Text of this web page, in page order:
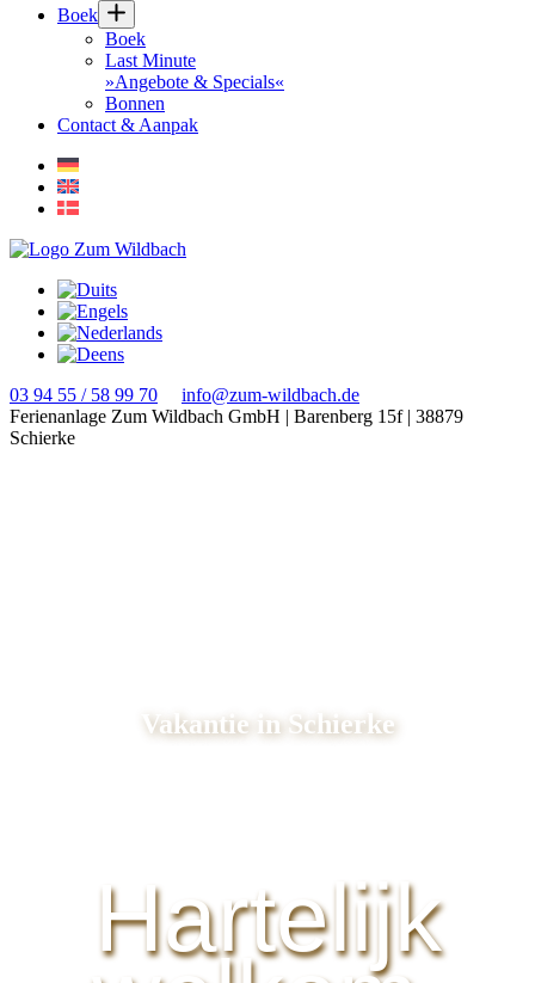
Boek
Boek
Last Minute
»Angebote & Specials«
Bonnen
Contact & Aanpak
03 94 55 / 58 99 70
info@zum-wildbach.de
Ferienanlage Zum Wildbach GmbH | Barenberg 15f | 38879
Schierke
Vakantie in Schierke
Hartelijk